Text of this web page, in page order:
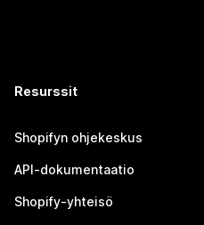
Resurssit
Shopifyn ohjekeskus
API-dokumentaatio
Shopify-yhteisö